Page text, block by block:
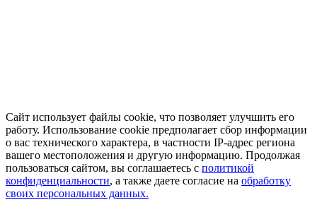
Сайт использует файлы cookie, что позволяет улучшить его
работу. Использование cookie предполагает сбор информации
о вас технического характера, в частности IP-адрес региона
вашего местоположения и другую информацию. Продолжая
пользоваться сайтом, вы соглашаетесь с политикой
конфиденциальности, а также даете согласие на обработку
своих персональных данных.